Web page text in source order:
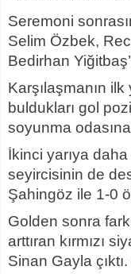
Seremoni
Selim Özbek,
Bedirhan
Karşılaşmanın ilk
buldukları gol
soyunma
İkinci yarıya
seyircisinin de
Şahingöz ile 1-0
Golden sonra
arttıran kırmızı
Sinan Gayla